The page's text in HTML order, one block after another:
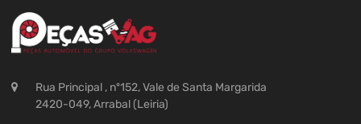
Rua Principal , nº152, Vale de Santa Margarida
2420-049, Arrabal (Leiria)